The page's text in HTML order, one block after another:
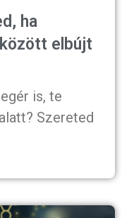
ha
elbújt
is, te
Szereted